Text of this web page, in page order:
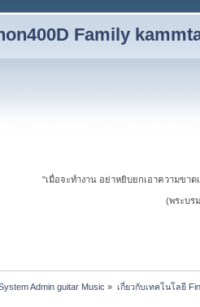
Family
"เมื่อจะทำงาน อย่าหยิบยกเอาความขา
(พระบร
Admin guitar Music » เกี่ยวกับเทคโนโลยี